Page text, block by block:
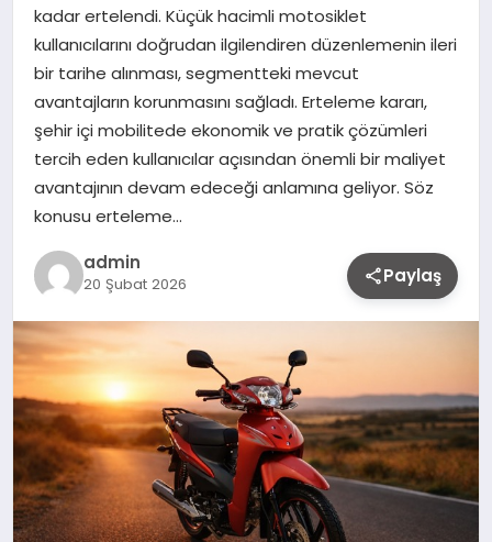
kadar ertelendi. Küçük hacimli motosiklet
kullanıcılarını doğrudan ilgilendiren düzenlemenin ileri
bir tarihe alınması, segmentteki mevcut
avantajların korunmasını sağladı. Erteleme kararı,
şehir içi mobilitede ekonomik ve pratik çözümleri
tercih eden kullanıcılar açısından önemli bir maliyet
avantajının devam edeceği anlamına geliyor. Söz
konusu erteleme…
admin
20 Şubat 2026 Paylaş